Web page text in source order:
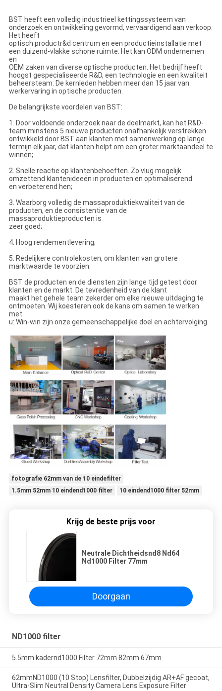
BST heeft een volledig industrieel kettingssysteem van
onderzoek en ontwikkeling gevormd, vervaardigend aan verkoop.
Het heeft
optisch productr&d centrum en een productieinstallatie met
een duizend-vlakke schone ruimte. Het kan ODM ondernemen
en
OEM zaken van diverse optische producten. Het bedrijf heeft
hoogst gespecialiseerde R&D, een technologie en een kwaliteit
beheersteam. De kernleden hebben meer dan 15 jaar van
werkervaring in optische producten.
De belangrijkste voordelen van BST:
1. Door voldoende onderzoek naar de doelmarkt, kan het R&D-
team minstens 5 nieuwe producten onafhankelijk verstrekken
ontwikkeld door BST aan klanten met samenwerking op lange
termijn elk jaar, dat klanten helpt om een groter marktaandeel te
winnen;
2. Snelle reactie op klantenbehoeften. Zo vlug mogelijk
omzettend klantenideeën in producten en optimaliserend
en verbeterend hen;
3. Waarborg volledig de massaproduktiekwaliteit van de
producten, en de consistentie van de
massaproduktieproducten is
zeer goed;
4. Hoog rendementlevering;
5. Redelijkere controlekosten, om klanten van grotere
marktwaarde te voorzien.
BST de producten en de diensten zijn lange tijd getest door
klanten en de markt. De tevredenheid van de klant
maakt het gehele team zekerder om elke nieuwe uitdaging te
ontmoeten. Wij koesteren ook de kans om samen te werken
met
u: Win-win zijn onze gemeenschappelijke doel en achtervolging.
fotografie 62mm van de 10 eindefilter
1.5mm 52mm 10 eindend1000 filter
10 eindend1000 filter 52mm
Krijg de beste prijs voor
Neutrale Dichtheidsnd8 Nd64
Nd1000 Filter 77mm
Doorgaan
ND1000 filter
5.5mm kadernd1000 Filter 72mm 82mm 67mm
62mmND1000 (10 Stop) Lensfilter, Dubbelzijdig AR+AF gecoat,
Ultra-Slim Neutral Density Camera Lens Exposure Filter